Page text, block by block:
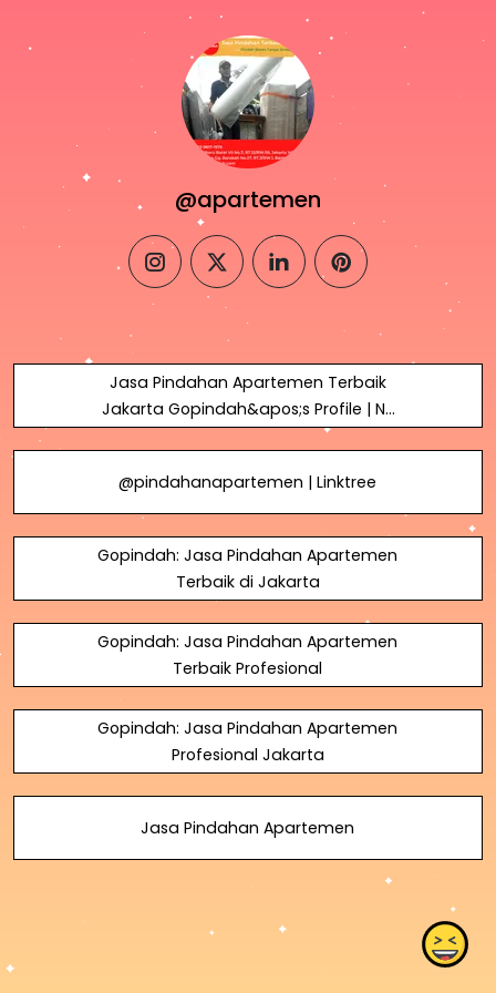
@apartemen
instagramtwitterlinkedinpinterest
Jasa Pindahan Apartemen Terbaik
Jakarta Gopindah&apos;s Profile | N-
@pindahanapartemen | Linktree
Gopindah: Jasa Pindahan Apartemen
Terbaik di Jakarta
Gopindah: Jasa Pindahan Apartemen
Terbaik Profesional
Gopindah: Jasa Pindahan Apartemen
Profesional Jakarta
Jasa Pindahan Apartemen